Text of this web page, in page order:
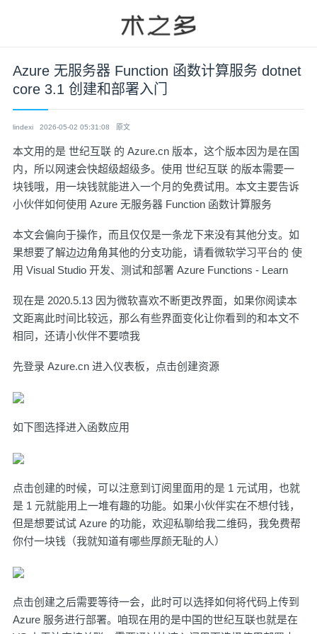
Azure 无服务器 Function 函数计算服务 dotnet
core 3.1 创建和部署入门
lindexi 2026-05-02 05:31:08 原文
本文用的是 世纪互联 的 Azure.cn 版本，这个版本因为是在国
内，所以网速会快超级超级多。使用 世纪互联 的版本需要一
块钱哦，用一块钱就能进入一个月的免费试用。本文主要告诉
小伙伴如何使用 Azure 无服务器 Function 函数计算服务
本文会偏向于操作，而且仅仅是一条龙下来没有其他分支。如
果想要了解边边角角其他的分支功能，请看微软学习平台的 使
用 Visual Studio 开发、测试和部署 Azure Functions - Learn
现在是 2020.5.13 因为微软喜欢不断更改界面，如果你阅读本
文距离此时间比较远，那么有些界面变化让你看到的和本文不
相同，还请小伙伴不要喷我
先登录 Azure.cn 进入仪表板，点击创建资源
如下图选择进入函数应用
点击创建的时候，可以注意到订阅里面用的是 1 元试用，也就
是 1 元就能用上一堆有趣的功能。如果小伙伴实在不想付钱，
但是想要试试 Azure 的功能，欢迎私聊给我二维码，我免费帮
你付一块钱（我就知道有哪些厚颜无耻的人）
点击创建之后需要等待一会，此时可以选择如何将代码上传到
Azure 服务进行部署。咱现在用的是中国的世纪互联也就是在